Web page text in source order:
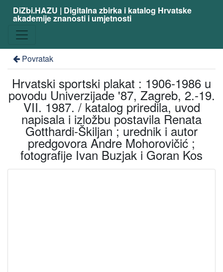
DiZbi.HAZU | Digitalna zbirka i katalog Hrvatske
akademije znanosti i umjetnosti
Povratak
Hrvatski sportski plakat : 1906-1986 u
povodu Univerzijade '87, Zagreb, 2.-19.
VII. 1987. / katalog priredila, uvod
napisala i izložbu postavila Renata
Gotthardi-Škiljan ; urednik i autor
predgovora Andre Mohorovičić ;
fotografije Ivan Buzjak i Goran Kos